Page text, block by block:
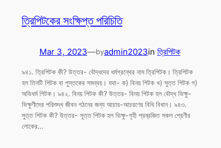
ত্রিপিটকের সংক্ষিপ্ত পরিচিতি
Mar 3, 2023—byadmin2023in ত্রিপিটক
৯৪১. ত্রিপিটক কী? উত্তর- বৌদ্ধদের ধর্মগ্রন্থের নাম ত্রিপিটক। ত্রিপিটক
হল তিনটি পিটক বা পুস্তকের সমন্বয়। যথা- ক) বিনয় পিটক খ) সুত্ত পিটক গ)
অভিধর্ম পিটক। ৯৪২. বিনয় পিটক কী? উত্তর- বিনয় পিটক হল বৌদ্ধ ভিক্ষু-
ভিক্ষুণীদের পরিশুদ্ধ জীবন গঠনের জন্য আচার-আচরণের বিধি বিধান। ৯৪৩.
সুত্ত পিটক কী? উত্তর- সুত্ত পিটক হল ভিক্ষু-গৃহী প্রব্রজিত সকল শ্রেণীর
লোকের…